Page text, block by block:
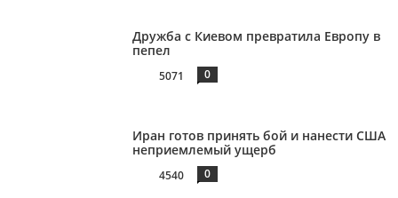
Дружба с Киевом превратила Европу в
пепел
5071 0
Иран готов принять бой и нанести США
неприемлемый ущерб
4540 0